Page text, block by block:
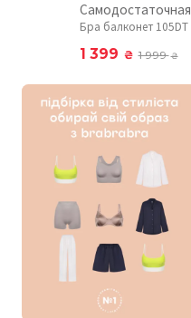
Самодостаточная
Бра балконет 105DT
1 399 ₴ 1 999₴